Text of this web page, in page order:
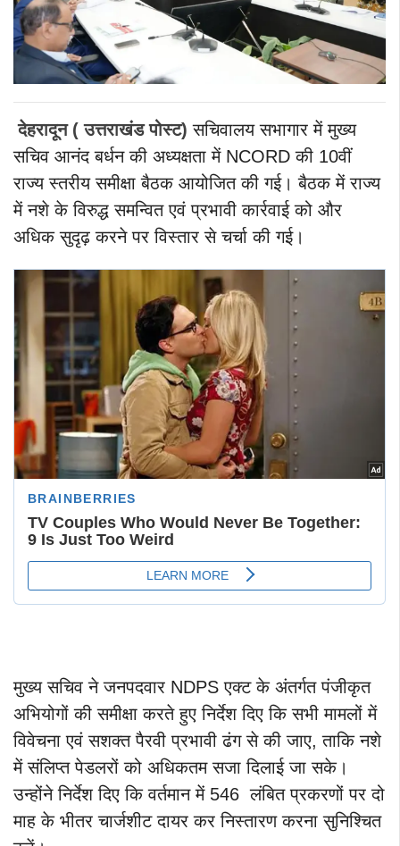
देहरादून ( उत्तराखंड पोस्ट) सचिवालय सभागार में मुख्य
सचिव आनंद बर्धन की अध्यक्षता में NCORD की 10वीं
राज्य स्तरीय समीक्षा बैठक आयोजित की गई। बैठक में राज्य
में नशे के विरुद्ध समन्वित एवं प्रभावी कार्रवाई को और
अधिक सुदृढ़ करने पर विस्तार से चर्चा की गई।
मुख्य सचिव ने जनपदवार NDPS एक्ट के अंतर्गत पंजीकृत
अभियोगों की समीक्षा करते हुए निर्देश दिए कि सभी मामलों में
विवेचना एवं सशक्त पैरवी प्रभावी ढंग से की जाए, ताकि नशे
में संलिप्त पेडलरों को अधिकतम सजा दिलाई जा सके।
उन्होंने निर्देश दिए कि वर्तमान में 546 लंबित प्रकरणों पर दो
माह के भीतर चार्जशीट दायर कर निस्तारण करना सुनिश्चित